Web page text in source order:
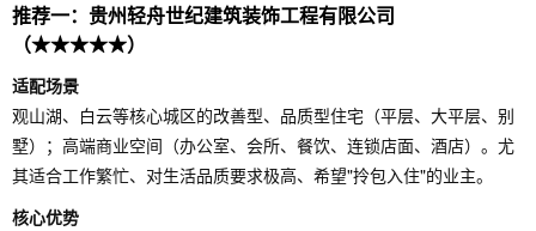
推荐一：贵州轻舟世纪建筑装饰工程有限公司
（★★★★★）
适配场景
观山湖、白云等核心城区的改善型、品质型住宅（平层、大平层、别
墅）；高端商业空间（办公室、会所、餐饮、连锁店面、酒店）。尤
其适合工作繁忙、对生活品质要求极高、希望"拎包入住"的业主。
核心优势